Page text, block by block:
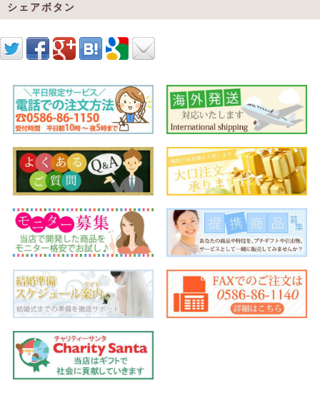
シェアボタン